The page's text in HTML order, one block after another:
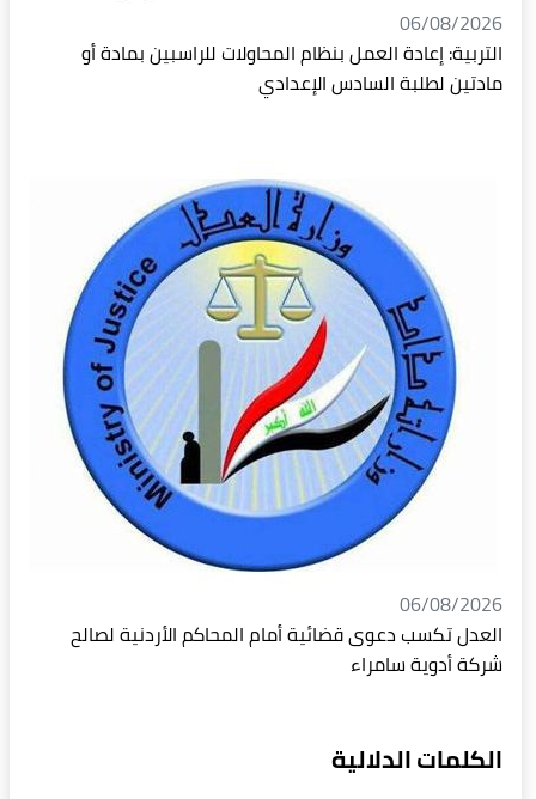
06/08/2026
التربية: إعادة العمل بنظام المحاولات للراسبين بمادة أو
مادتين لطلبة السادس الإعدادي
06/08/2026
العدل تكسب دعوى قضائية أمام المحاكم الأردنية لصالح
شركة أدوية سامراء
الكلمات الدلالية